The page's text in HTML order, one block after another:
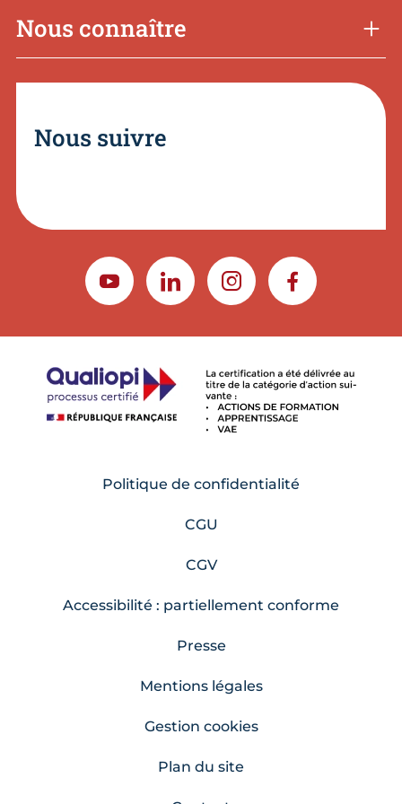
Nous connaître
Nous suivre
YOUTUBELINKEDININSTAGRAMFACEBOOK
Politique de confidentialité
CGU
CGV
Accessibilité : partiellement conforme
Presse
Mentions légales
Gestion cookies
Plan du site